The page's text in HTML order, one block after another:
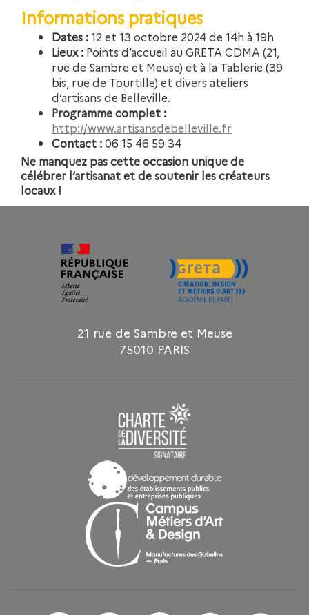
Informations pratiques
Dates :12 et 13 octobre 2024 de 14h à 19h
Lieux : Points d’accueil au GRETA CDMA (21,
rue de Sambre et Meuse) et à la Tablerie (39
bis, rue de Tourtille) et divers ateliers
d’artisans de Belleville.
Programme complet :
http://www.artisansdebelleville.fr
Contact :06 15 46 59 34
Ne manquez pas cette occasion unique de
célébrer l’artisanat et de soutenir les créateurs
locaux !
21 rue de Sambre et Meuse
75010 PARIS